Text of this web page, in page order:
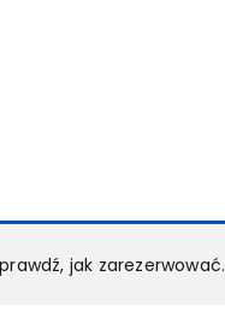
jak zarezerwować.